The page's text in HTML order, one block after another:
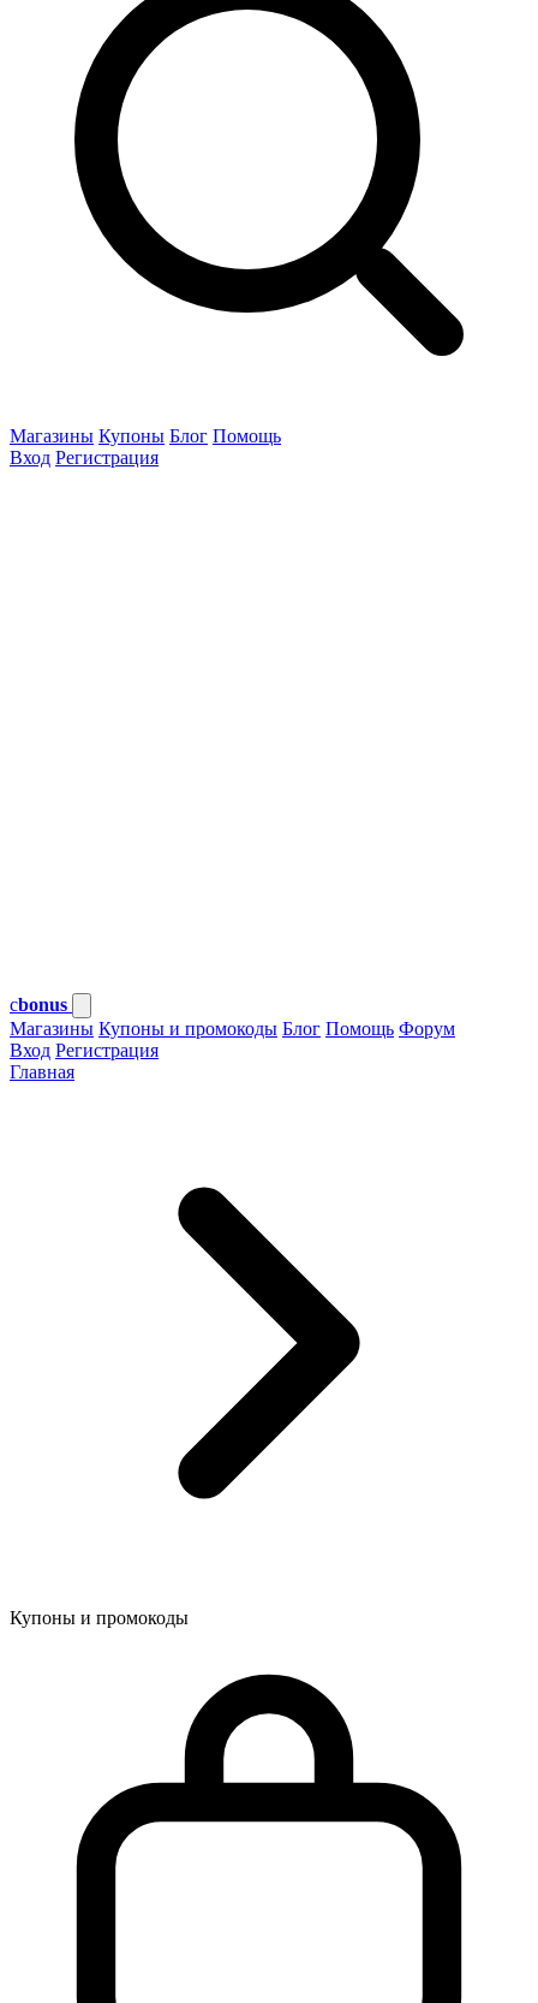
Магазины Купоны Блог Помощь
Вход Регистрация
cbonus
Магазины Купоны и промокоды Блог Помощь Форум
Вход Регистрация
Главная
Купоны и промокоды